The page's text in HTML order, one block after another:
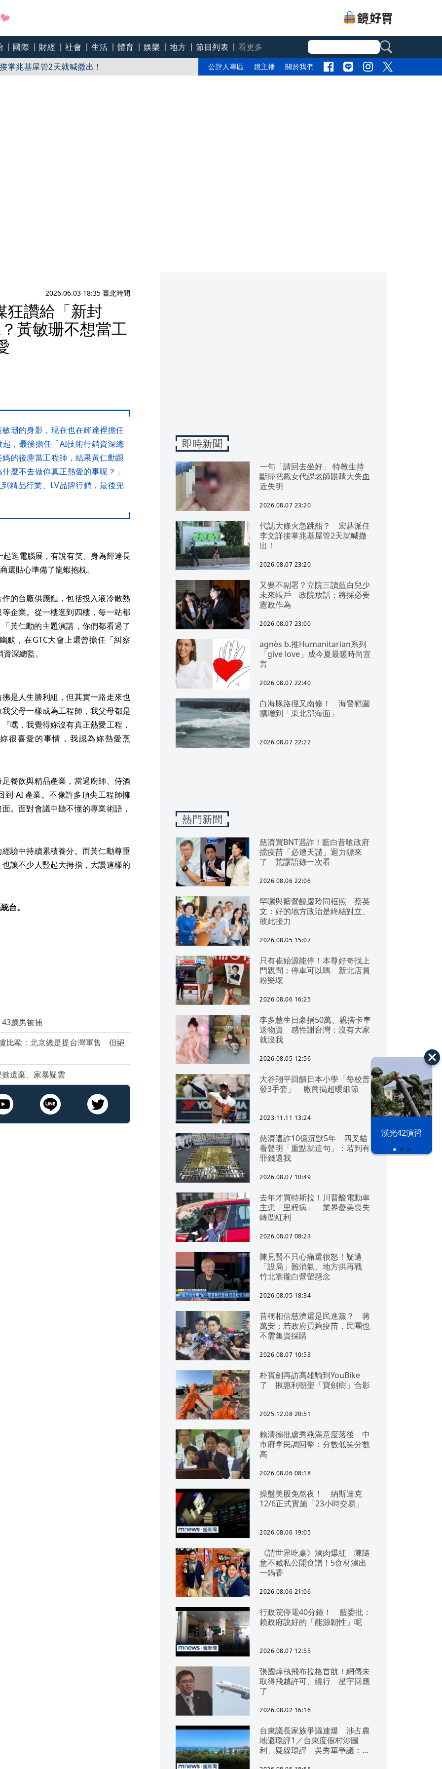
國際 財經 社會 生活 體育 娛樂 地方 節目列表 看更多
持斷掃把戳女代課老師眼睛大失血近失明
兆基屋管2天就喊撤出！
公評人專區 鏡主播 關於我們
漢光42演習
2026.06.03 18:35 臺北時間
讚給「新封
黃敏珊不想當工
珊的身影，現在也在輝達裡擔任
，最後擔任「AI技術行銷資深總
的後塵當工程師，結果黃仁勳跟
麼不去做你真正熱愛的事呢？」
精品行業、LV品牌行銷，最後兜
逛電腦展，有說有笑。身為輝達長
還貼心準備了龍蝦抱枕。
的台廠供應鏈，包括投入液冷散熱
企業。從一樓逛到四樓，每一站都
黃仁勳的主題演講，你們都看過了
默，在GTC大會上還曾擔任「糾察
深總監。
是人生勝利組，但其實一路走來也
父母一樣成為工程師，我父母都是
嘿，我覺得妳沒有真正熱愛工程，
很喜愛的事情，我認為妳熱愛烹
餐飲與精品產業，當過廚師、侍酒
到 AI 產業。不像許多頂尖工程師擁
。面對會議中聽不懂的專業術語，
驗中持續累積養分。而黃仁勳尊重
讓不少人豎起大拇指，大讚這樣的
台。
歲男被捕
比歐：北京總是提台灣軍售 但絕
遺棄、家暴疑雲
即時新聞
一句「請回去坐好」 特教生持
斷掃把戳女代課老師眼睛大失血
近失明
2026.08.07 23:20
代誌大條火急跳船？ 宏碁派任
李文詳接掌兆基屋管2天就喊撤
出！
2026.08.07 23:20
又要不副署？立院三讀藍白兒少
未來帳戶 政院放話：將採必要
憲政作為
2026.08.07 23:00
agnès b.推Humanitarian系列
「give love」成今夏最暖時尚宣
言
2026.08.07 22:40
白海豚路徑又南修！ 海警範圍
擴增到「東北部海面」
2026.08.07 22:22
熱門新聞
慈濟買BNT遇詐！藍白昔嗆政府
擋疫苗「必遭天譴」迴力鏢來
了 荒謬語錄一次看
2026.08.06 22:06
罕曬與藍營饒慶玲同框照 蔡英
文：好的地方政治是終結對立、
彼此接力
2026.08.05 15:07
只有崔始源能停！本尊好奇找上
門親問：停車可以嗎 新北店員
粉樂壞
2026.08.06 16:25
李多慧生日豪捐50萬、親搭卡車
送物資 感性謝台灣：沒有大家
就沒我
2026.08.05 12:56
大谷翔平回饋日本小學「每校普
發3手套」 廠商揭超暖細節
2023.11.11 13:24
慈濟遭詐10億沉默5年 四叉貓
看聲明「重點就這句」：若判有
罪錢還我
2026.08.07 10:49
去年才買特斯拉！川普酸電動車
主患「里程病」 業界憂美喪失
轉型紅利
2026.08.07 08:23
陳見賢不只心痛還很怒！疑遭
「設局」難消氣、地方拱再戰
竹北靠攏白營留懸念
2026.08.05 18:34
昔稱相信慈濟還是民進黨？ 蔣
萬安：若政府買夠疫苗，民團也
不需集資採購
2026.08.07 10:53
朴寶劍再訪高雄騎到YouBike
了 揪惠利朝聖「寶劍樹」合影
2025.12.08 20:51
賴清德批盧秀燕滿意度落後 中
市府拿民調回擊：分數低笑分數
高
2026.08.06 08:18
操盤美股免熬夜！ 納斯達克
12/6正式實施「23小時交易」
2026.08.06 19:05
《請世界吃桌》滷肉爆紅 陳隨
意不藏私公開食譜！5食材滷出
一鍋香
2026.08.06 21:06
行政院停電40分鐘！ 藍委批：
賴政府說好的「能源韌性」呢
2026.08.07 12:55
張國煒執飛布拉格首航！網傳未
取得飛越許可、繞行 星宇回應
了
2026.08.02 16:16
台東議長家族爭議連爆 涉占農
地避環評1／台東度假村涉圖
利、疑躲環評 吳秀華爭議：概